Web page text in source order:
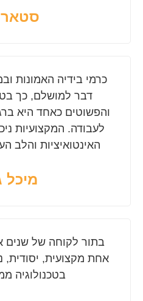
סטאר
כרמי בידיה האמונות
דבר למושלם, כך
והפשוטים כאחד היא
לעבודה. המקצועיות
האינטואיציות והלב
מיכל
בתור לקוחה של שנים
אחת מקצועית,
בטכנולוגיה